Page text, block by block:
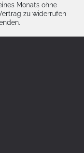
Monats ohne
zu widerrufen